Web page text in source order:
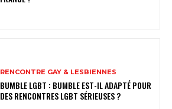
RENCONTRE GAY & LESBIENNES
BUMBLE LGBT : BUMBLE EST-IL ADAPTÉ POUR
DES RENCONTRES LGBT SÉRIEUSES ?